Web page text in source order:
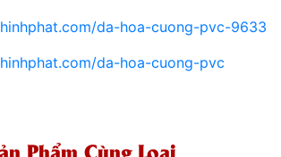
da-hoa-cuong-pvc-9633
da-hoa-cuong-pvc
Phẩm Cùng Loại